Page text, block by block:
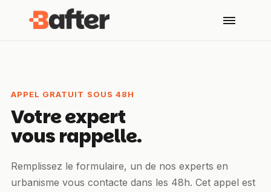
APPEL GRATUIT SOUS 48H
Votre expert
vous rappelle.
Remplissez le formulaire, un de nos experts en
urbanisme vous contacte dans les 48h. Cet appel est